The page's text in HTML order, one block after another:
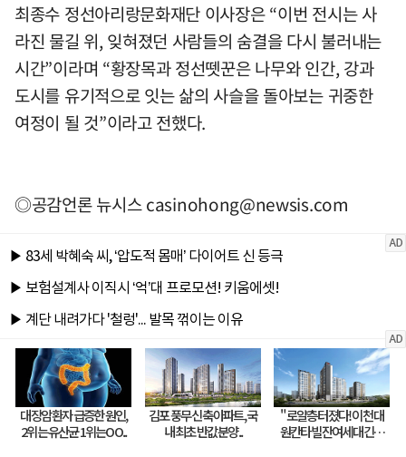
최종수 정선아리랑문화재단 이사장은 “이번 전시는 사
라진 물길 위, 잊혀졌던 사람들의 숨결을 다시 불러내는
시간”이라며 “황장목과 정선뗏꾼은 나무와 인간, 강과
도시를 유기적으로 잇는 삶의 사슬을 돌아보는 귀중한
여정이 될 것”이라고 전했다.
◎공감언론 뉴시스casinohong@newsis.com